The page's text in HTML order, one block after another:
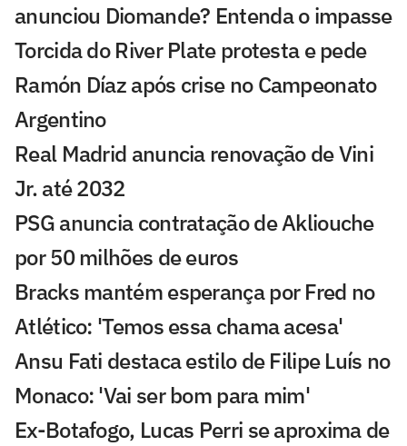
anunciou Diomande? Entenda o impasse
Torcida do River Plate protesta e pede
Ramón Díaz após crise no Campeonato
Argentino
Real Madrid anuncia renovação de Vini
Jr. até 2032
PSG anuncia contratação de Akliouche
por 50 milhões de euros
Bracks mantém esperança por Fred no
Atlético: 'Temos essa chama acesa'
Ansu Fati destaca estilo de Filipe Luís no
Monaco: 'Vai ser bom para mim'
Ex-Botafogo, Lucas Perri se aproxima de